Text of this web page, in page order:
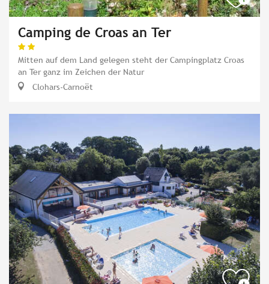
Camping de Croas an Ter
Mitten auf dem Land gelegen steht der Campingplatz Croas
an Ter ganz im Zeichen der Natur
Clohars-Carnoët